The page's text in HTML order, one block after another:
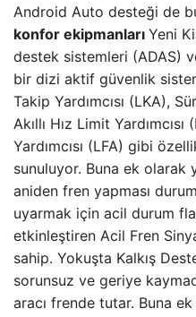
Android Auto desteği de
konfor ekipmanları Yeni
destek sistemleri (ADAS)
bir dizi aktif güvenlik
Takip Yardımcısı (LKA),
Akıllı Hız Limit
Yardımcısı (LFA) gibi
sunuluyor. Buna ek olarak
aniden fren yapması
uyarmak için acil durum
etkinleştiren Acil Fren
sahip. Yokuşta Kalkış
sorunsuz ve geriye
aracı frende tutar. Buna